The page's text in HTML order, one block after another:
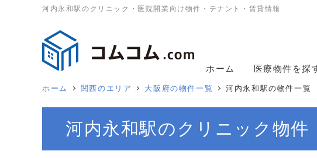
河内永和駅のクリニック・医院開業向け物件・テナント・賃貸情報
ホーム 医療物件を探
ホーム 関西のエリア 大阪府の物件一覧 河内永和駅の物件一覧
河内永和駅のクリニック物件